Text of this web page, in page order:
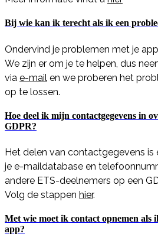
Bij wie kan ik terecht als ik een
Ondervind je problemen met je
We zijn er om je te helpen, dus
via e-mail en we proberen het
op te lossen.
Hoe deel ik mijn contactgegevens in
GDPR?
Het delen van contactgegevens is
je e-maildatabase en
andere ETS-deelnemers op een
Volg de stappen hier.
Met wie moet ik contact opnemen als
app?